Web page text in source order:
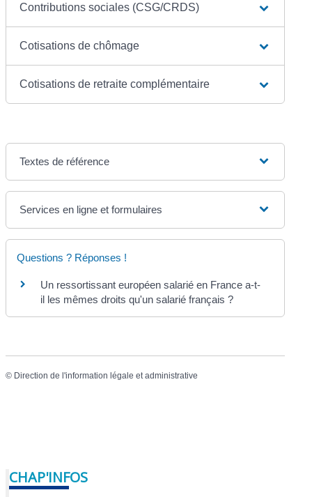
Contributions sociales (CSG/CRDS)
Cotisations de chômage
Cotisations de retraite complémentaire
Textes de référence
Services en ligne et formulaires
Questions ? Réponses !
Un ressortissant européen salarié en France a-t-
il les mêmes droits qu'un salarié français ?
© Direction de l'information légale et administrative
CHAP'INFOS